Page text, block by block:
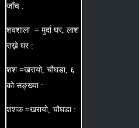
जाँच :
शवशाला = मुर्दा घर, लाश
राख्ने घर :
शश =खरायो, चौघडा, ६
को सङ्ख्या :
शशक =खरायो, चौघडा :